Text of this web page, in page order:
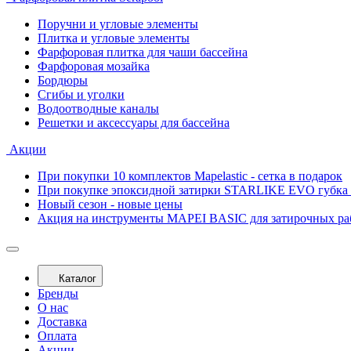
Поручни и угловые элементы
Плитка и угловые элементы
Фарфоровая плитка для чаши бассейна
Фарфоровая мозайка
Бордюры
Сгибы и уголки
Водоотводные каналы
Решетки и аксессуары для бассейна
Акции
При покупки 10 комплектов Mapelastic - сетка в подарок
При покупке эпоксидной затирки STARLIKE EVO губка
Новый сезон - новые цены
Акция на инструменты MAPEI BASIC для затирочных
Каталог
Бренды
О нас
Доставка
Оплата